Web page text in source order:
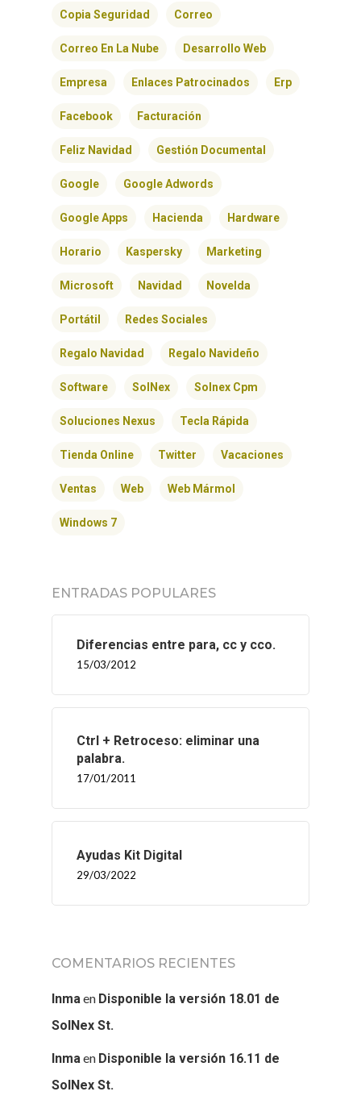
Copia Seguridad Correo
Correo En La Nube Desarrollo Web
Empresa Enlaces Patrocinados Erp
Facebook Facturación
Feliz Navidad Gestión Documental
Google Google Adwords
Google Apps Hacienda Hardware
Horario Kaspersky Marketing
Microsoft Navidad Novelda
Portátil Redes Sociales
Regalo Navidad Regalo Navideño
Software SolNex Solnex Cpm
Soluciones Nexus Tecla Rápida
Tienda Online Twitter Vacaciones
Ventas Web Web Mármol
Windows 7
ENTRADAS POPULARES
Diferencias entre para, cc y cco.
15/03/2012
Ctrl + Retroceso: eliminar una
palabra.
17/01/2011
Ayudas Kit Digital
29/03/2022
COMENTARIOS RECIENTES
Inmaen Disponible la versión 18.01 de
SolNex St.
Inmaen Disponible la versión 16.11 de
SolNex St.
BLOG